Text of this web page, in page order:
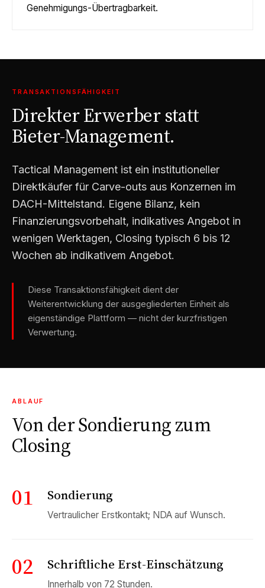
Genehmigungs-Übertragbarkeit.
TRANSAKTIONSFÄHIGKEIT
Direkter Erwerber statt
Bieter-Management.
Tactical Management ist ein institutioneller
Direktkäufer für Carve-outs aus Konzernen im
DACH-Mittelstand. Eigene Bilanz, kein
Finanzierungsvorbehalt, indikatives Angebot in
wenigen Werktagen, Closing typisch 6 bis 12
Wochen ab indikativem Angebot.
Diese Transaktionsfähigkeit dient der
Weiterentwicklung der ausgegliederten Einheit als
eigenständige Plattform — nicht der kurzfristigen
Verwertung.
ABLAUF
Von der Sondierung zum
Closing
01 Sondierung
Vertraulicher Erstkontakt; NDA auf Wunsch.
02 Schriftliche Erst-Einschätzung
Innerhalb von 72 Stunden.